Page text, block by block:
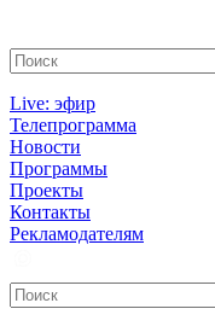
Live: эфир
Телепрограмма
Новости
Программы
Проекты
Контакты
Рекламодателям